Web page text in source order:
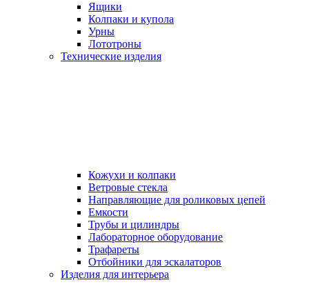
Ящики
Колпаки и купола
Урны
Лототроны
Технические изделия
Кожухи и колпаки
Ветровые стекла
Направляющие для роликовых цепей
Емкости
Трубы и цилиндры
Лабораторное оборудование
Трафареты
Отбойники для эскалаторов
Изделия для интерьера